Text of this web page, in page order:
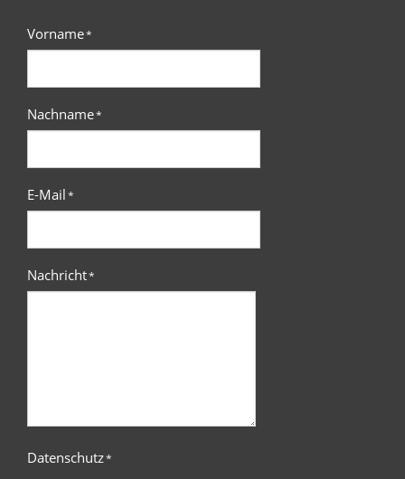
Vorname*
Nachname*
E-Mail*
Nachricht*
Datenschutz*